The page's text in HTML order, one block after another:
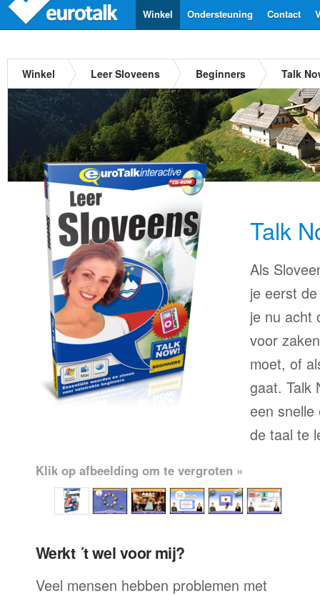
Contact
Ondersteuning
Winkel
Winkel Leer Sloveens Beginners Talk
Talk
Als
je eerst
je nu acht
voor
moet, of
gaat. Talk
een snelle
de taal te
Klik op afbeelding om te vergroten »
Werkt ´t wel voor mij?
Veel mensen hebben problemen met